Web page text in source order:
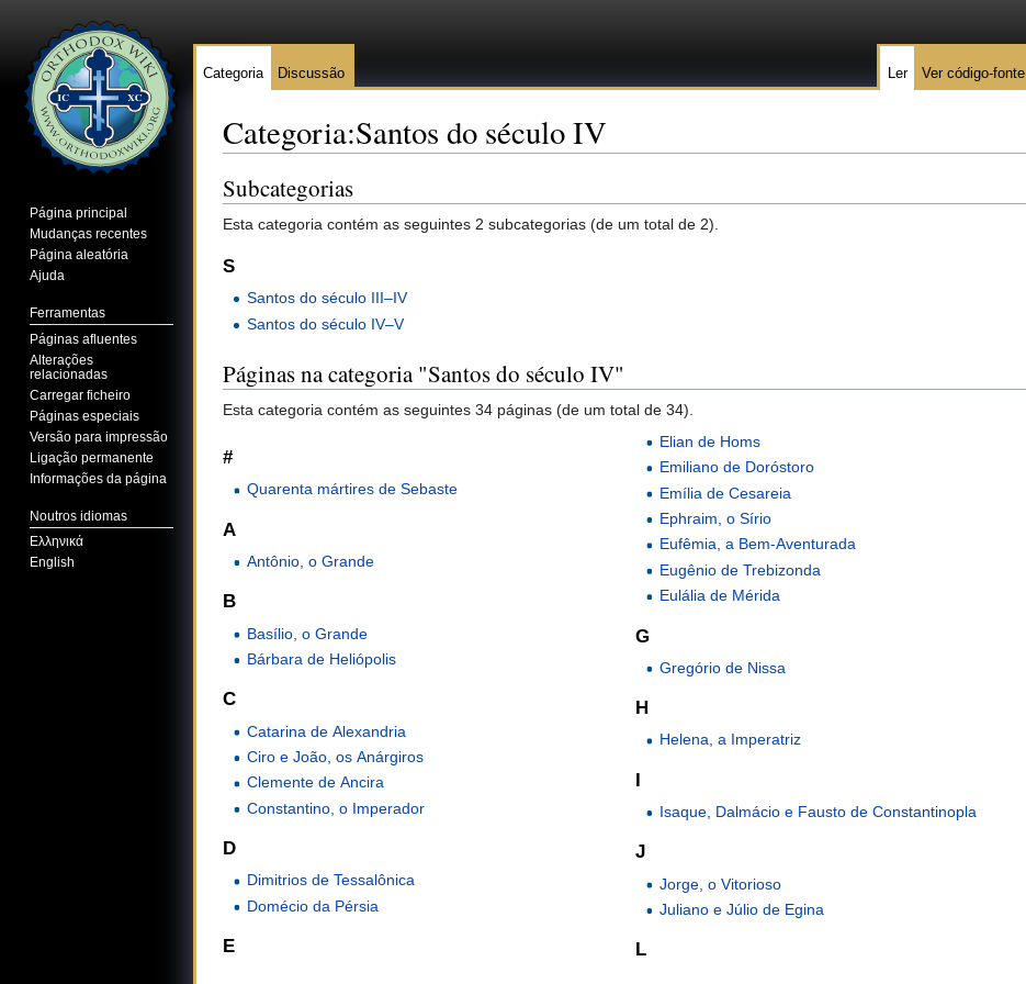
Categoria:Santos do século IV
Subcategorias
Esta categoria contém as seguintes 2 subcategorias (de um total de 2).
S
Santos do século III–IV
Santos do século IV–V
Páginas na categoria "Santos do século IV"
Esta categoria contém as seguintes 34 páginas (de um total de 34).
#
Quarenta mártires de Sebaste
A
Antônio, o Grande
B
Basílio, o Grande
Bárbara de Heliópolis
C
Catarina de Alexandria
Ciro e João, os Anárgiros
Clemente de Ancira
Constantino, o Imperador
D
Dimitrios de Tessalônica
Domécio da Pérsia
E
Elian de Homs
Emiliano de Doróstoro
Emília de Cesareia
Ephraim, o Sírio
Eufêmia, a Bem-Aventurada
Eugênio de Trebizonda
Eulália de Mérida
G
Gregório de Nissa
H
Helena, a Imperatriz
I
Isaque, Dalmácio e Fausto de Constantinopla
J
Jorge, o Vitorioso
Juliano e Júlio de Egina
L
Categoria Discussão Ler Ver código-fonte
Página principal
Mudanças recentes
Página aleatória
Ajuda
Ferramentas
Páginas afluentes
Alterações
relacionadas
Carregar ficheiro
Páginas especiais
Versão para impressão
Ligação permanente
Informações da página
Noutros idiomas
Ελληνικά
English